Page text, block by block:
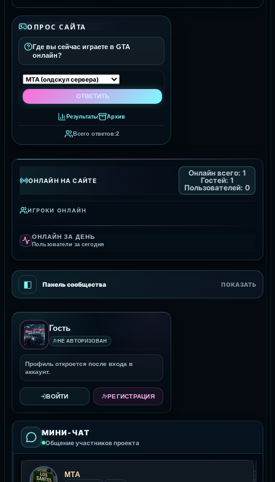
ОПРОС САЙТА
Где вы сейчас играете в GTA
онлайн?
Результаты Архив
Всего ответов:2
ОНЛАЙН НА САЙТЕ
Онлайн всего: 1
Гостей: 1
Пользователей: 0
ИГРОКИ ОНЛАЙН
ОНЛАЙН ЗА ДЕНЬ
Пользователи за сегодня
◧ Панель сообщества ПОКАЗАТЬ
Гость
НЕ АВТОРИЗОВАН
Профиль откроется после входа в
аккаунт.
ВОЙТИ РЕГИСТРАЦИЯ
МИНИ-ЧАТ
Общение участников проекта